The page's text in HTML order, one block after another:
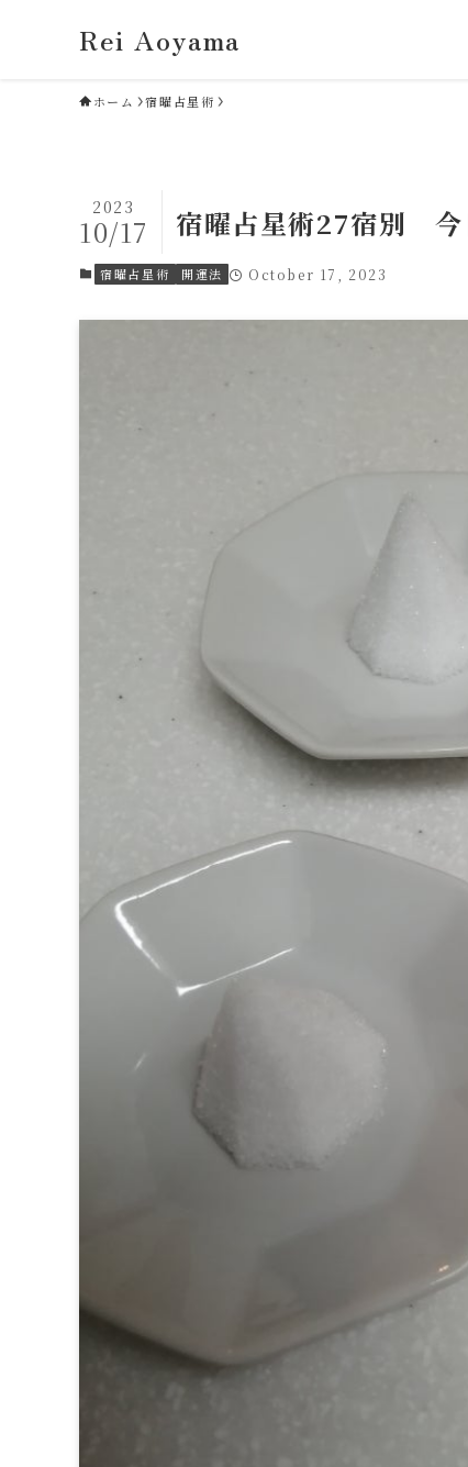
Rei Aoyama
ホーム 宿曜占星術
宿曜占星術27宿別 今
2023
10/17
宿曜占星術 開運法 October 17, 2023